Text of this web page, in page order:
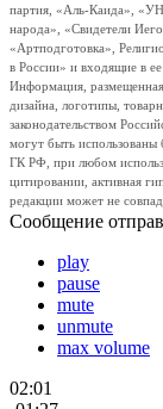
партия, «Аль-Каида»,
народа», «Свидетели
«Артподготовка»,
в России» и входящие в
Информация,
дизайна, логотипы,
законодательством
могут быть использованы
ГК РФ, при любом
цитировании, активная
редакции может не
Сообщение
play
pause
mute
unmute
max volume
02:01